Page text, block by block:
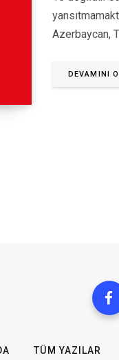
Azerbaycan,
DEVAMINI
TÜM YAZILAR